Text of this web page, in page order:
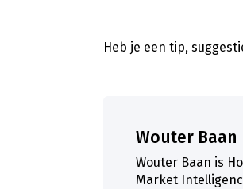
Heb je een tip,
Wouter Baan
Wouter Baan is
Market